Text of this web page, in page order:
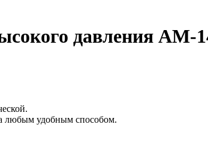
давления АМ-
любым удобным способом.